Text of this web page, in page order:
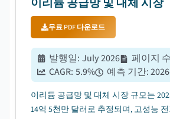
무료 PDF 다운로드
발행일: July 2026 페이지 수
CAGR: 5.9% 예측 기간:
이리듐 공급망 및 대체 시장 규모는
14억 5천만 달러로 추정되며, 고성능